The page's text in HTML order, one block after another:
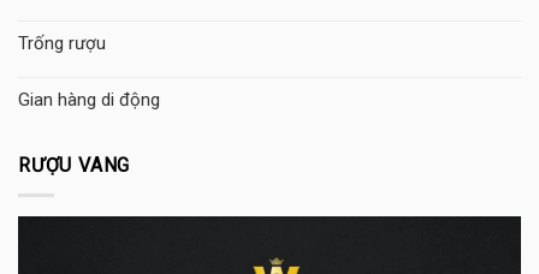
Trống rượu
Gian hàng di động
RƯỢU VANG